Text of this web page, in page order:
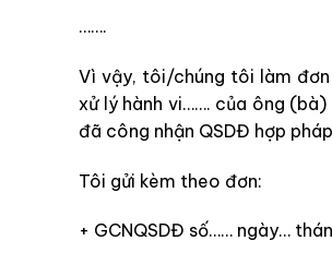
…….
Vì vậy, tôi/chúng tôi làm đơn
xử lý hành vi……. của ông
đã công nhận QSDĐ hợp
Tôi gửi kèm theo đơn:
+ GCNQSDĐ số…… ngày…